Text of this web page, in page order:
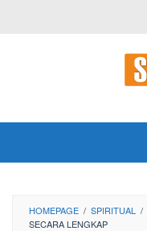
HOMEPAGE / SPIRITUAL /
SECARA LENGKAP